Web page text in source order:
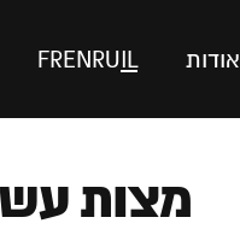
אודות IL
RU
EN
FR
מצות